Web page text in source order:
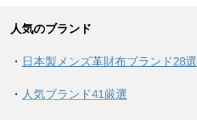
人気のブランド
・ 日本製メンズ革財布ブランド28選
・ 人気ブランド41厳選